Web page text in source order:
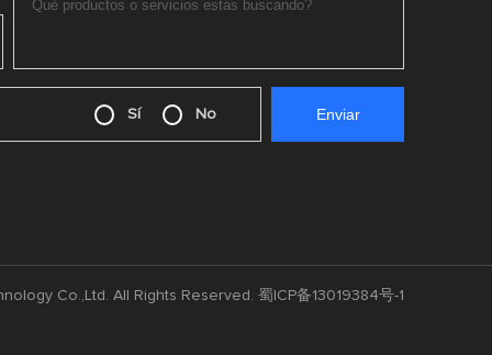
Sí No
Co.,Ltd. All Rights Reserved. 蜀ICP备13019384号-1